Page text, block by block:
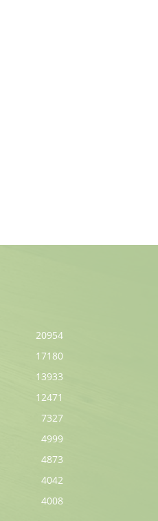
20954
17180
13933
12471
7327
4999
4873
4042
4008